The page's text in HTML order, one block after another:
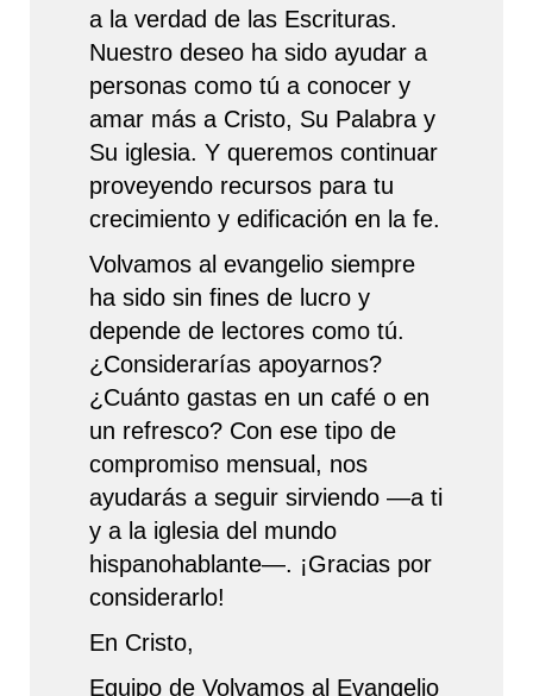
a la verdad de las Escrituras.
Nuestro deseo ha sido ayudar a
personas como tú a conocer y
amar más a Cristo, Su Palabra y
Su iglesia. Y queremos continuar
proveyendo recursos para tu
crecimiento y edificación en la fe.
Volvamos al evangelio siempre
ha sido sin fines de lucro y
depende de lectores como tú.
¿Considerarías apoyarnos?
¿Cuánto gastas en un café o en
un refresco? Con ese tipo de
compromiso mensual, nos
ayudarás a seguir sirviendo —a ti
y a la iglesia del mundo
hispanohablante—. ¡Gracias por
considerarlo!
En Cristo,
Equipo de Volvamos al Evangelio